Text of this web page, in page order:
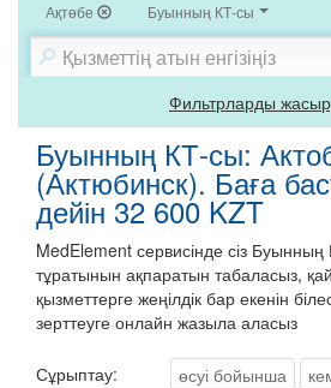
Ақтөбе Буынның КТ-сы
Фильтрларды
Буынның КТ-сы:
(Актюбинск). Баға
дейін 32 600 KZT
MedElement сервисінде сіз
тұратынын ақпаратын табаласыз,
қызметтерге жеңілдік бар екенін
зерттеуге онлайн жазыла аласыз
Сұрыптау: өсуі бойынша